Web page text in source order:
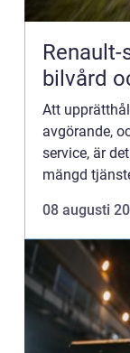
Renault-
bilvård
Att
avgörande,
service, är
mängd
08 augusti